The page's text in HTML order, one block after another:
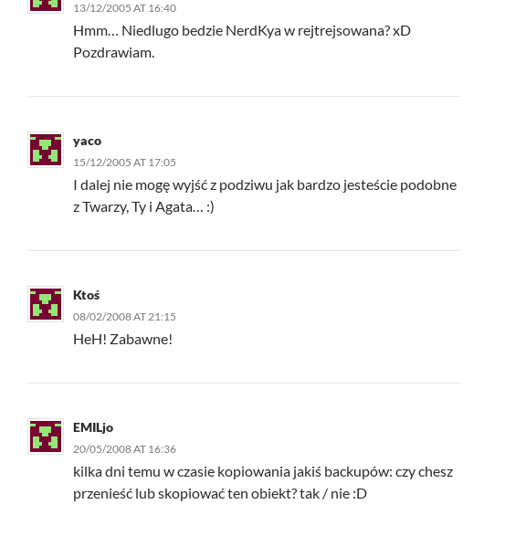
13/12/2005 AT 16:40
Hmm… Niedlugo bedzie NerdKya w rejtrejsowana? xD
Pozdrawiam.
yaco
15/12/2005 AT 17:05
I dalej nie mogę wyjść z podziwu jak bardzo jesteście podobne
z Twarzy, Ty i Agata… :)
Ktoś
08/02/2008 AT 21:15
HeH! Zabawne!
EMILjo
20/05/2008 AT 16:36
kilka dni temu w czasie kopiowania jakiś backupów: czy chesz
przenieść lub skopiować ten obiekt? tak / nie :D